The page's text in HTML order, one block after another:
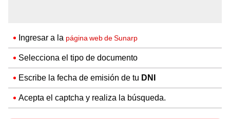
Ingresar a la página web de Sunarp
Selecciona el tipo de documento
Escribe la fecha de emisión de tu DNI
Acepta el captcha y realiza la búsqueda.